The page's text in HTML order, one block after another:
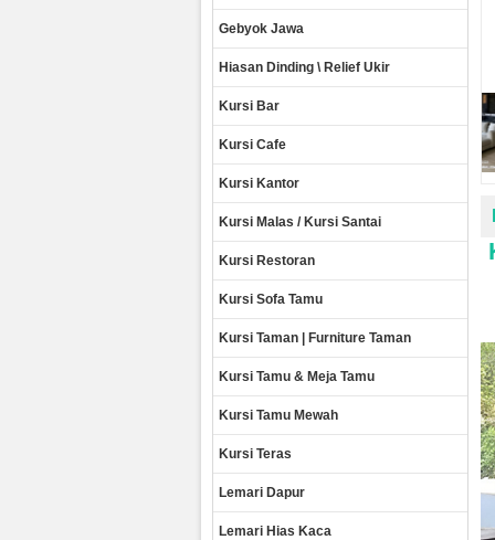
Gebyok Jawa
Hiasan Dinding \ Relief Ukir
Kursi Bar
Kursi Cafe
Kursi Kantor
Kursi Malas / Kursi Santai
Kursi Restoran
Kursi Sofa Tamu
Kursi Taman | Furniture Taman
Kursi Tamu & Meja Tamu
Kursi Tamu Mewah
Kursi Teras
Lemari Dapur
Lemari Hias Kaca